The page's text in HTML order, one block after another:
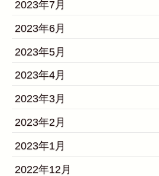
2023年7月
2023年6月
2023年5月
2023年4月
2023年3月
2023年2月
2023年1月
2022年12月